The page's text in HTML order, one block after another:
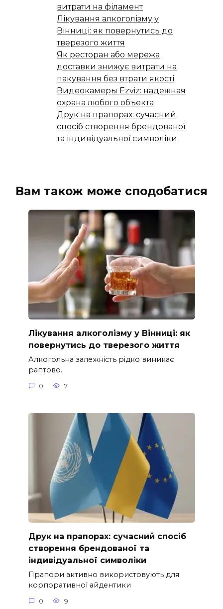
витрати на філамент
Лікування алкоголізму у
Вінниці: як повернутись до
тверезого життя
Як ресторан або мережа
доставки знижує витрати на
пакування без втрати якості
Видеокамеры Ezviz: надежная
охрана любого объекта
Друк на прапорах: сучасний
спосіб створення брендованої
та індивідуальної символіки
Вам також може сподобатися
Лікування алкоголізму у Вінниці: як
повернутись до тверезого життя
Алкогольна залежність рідко виникає
раптово.
0 7
Друк на прапорах: сучасний спосіб
створення брендованої та
індивідуальної символіки
Прапори активно використовують для
корпоративної айдентики
0 9